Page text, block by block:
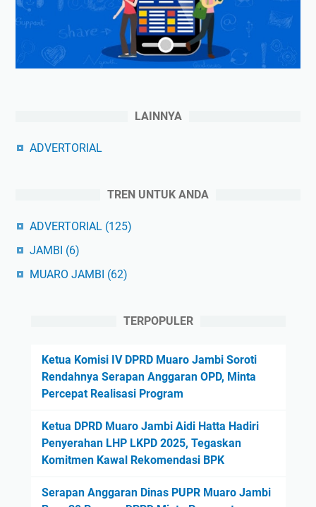
LAINNYA
ADVERTORIAL
TREN UNTUK ANDA
ADVERTORIAL (125)
JAMBI (6)
MUARO JAMBI (62)
TERPOPULER
Ketua Komisi IV DPRD Muaro Jambi Soroti
Rendahnya Serapan Anggaran OPD, Minta
Percepat Realisasi Program
Ketua DPRD Muaro Jambi Aidi Hatta Hadiri
Penyerahan LHP LKPD 2025, Tegaskan
Komitmen Kawal Rekomendasi BPK
Serapan Anggaran Dinas PUPR Muaro Jambi